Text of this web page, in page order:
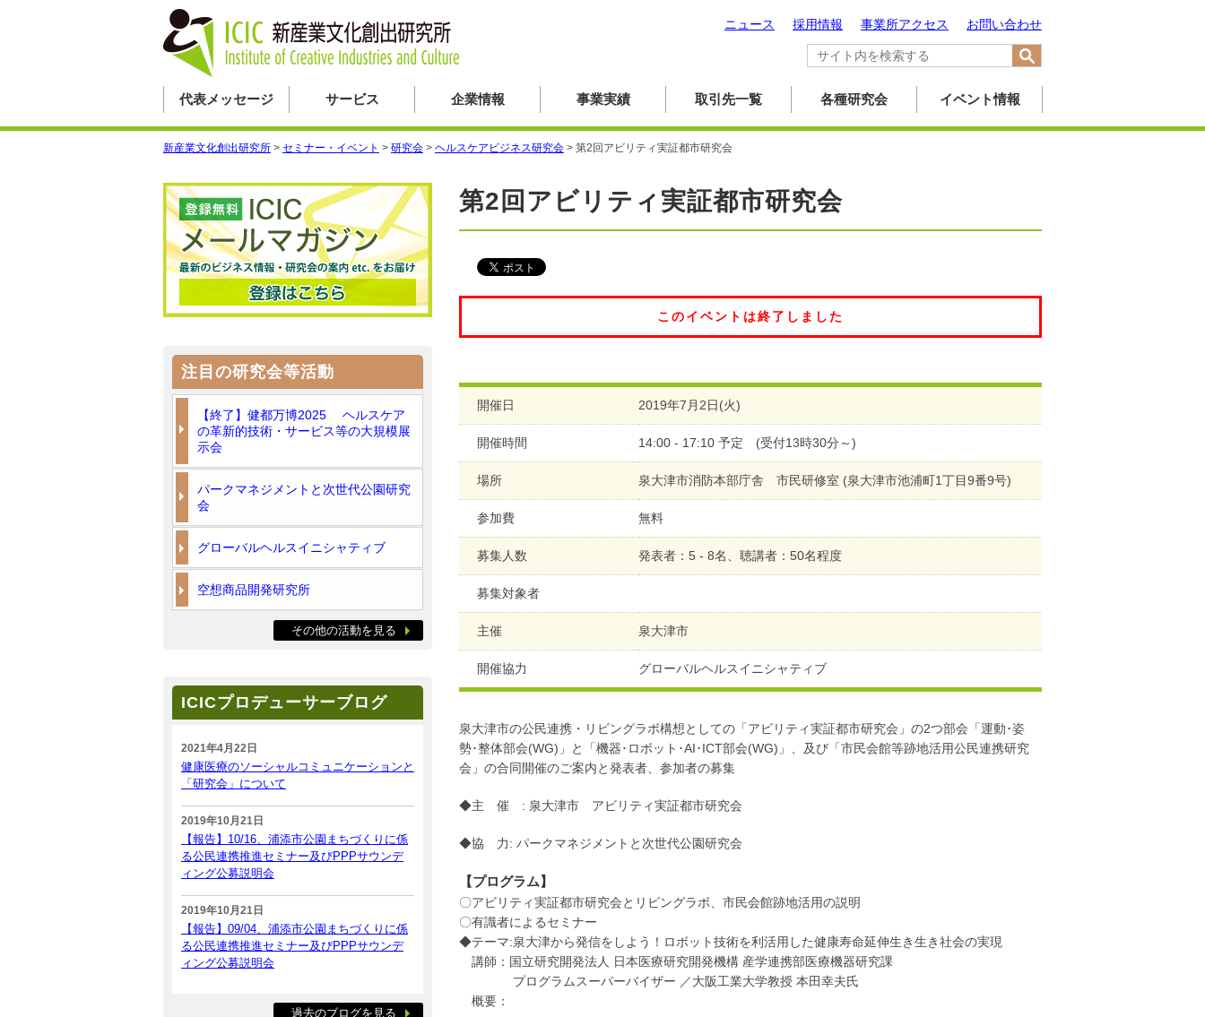
お問い合わせ
事業所アクセス
採用情報
ニュース
代表メッセージ サービス 企業情報 事業実績 取引先一覧 各種研究会 イベント情報
新産業文化創出研究所 > セミナー・イベント > 研究会 > ヘルスケアビジネス研究会 > 第2回アビリティ実証都市研究会
第2回アビリティ実証都市研究会
このイベントは終了しました
開催日 2019年7月2日(火)
開催時間 14:00 - 17:10 予定 (受付13時30分～)
場所 泉大津市消防本部庁舎 市民研修室 (泉大津市池浦町1丁目9番9号)
参加費 無料
募集人数 発表者：5 - 8名、聴講者：50名程度
募集対象者
主催 泉大津市
開催協力 グローバルヘルスイニシャティブ
泉大津市の公民連携・リビングラボ構想としての「アビリティ実証都市研究会」の2つ部会「運動･姿
勢･整体部会(WG)」と「機器･ロボット･AI･ICT部会(WG)」、及び「市民会館等跡地活用公民連携研究
会」の合同開催のご案内と発表者、参加者の募集
◆主 催 : 泉大津市 アビリティ実証都市研究会
◆協 力: パークマネジメントと次世代公園研究会
【プログラム】
〇アビリティ実証都市研究会とリビングラボ、市民会館跡地活用の説明
〇有識者によるセミナー
◆テーマ:泉大津から発信をしよう！ロボット技術を利活用した健康寿命延伸生き生き社会の実現
講師：国立研究開発法人 日本医療研究開発機構 産学連携部医療機器研究課
プログラムスーパーバイザー ／大阪工業大学教授 本田幸夫氏
概要：
注目の研究会等活動
【終了】健都万博2025 ヘルスケア
の革新的技術・サービス等の大規模展
示会
パークマネジメントと次世代公園研究
会
グローバルヘルスイニシャティブ
空想商品開発研究所
その他の活動を見る
ICICプロデューサーブログ
2021年4月22日
健康医療のソーシャルコミュニケーションと
「研究会」について
2019年10月21日
【報告】10/16、浦添市公園まちづくりに係
る公民連携推進セミナー及びPPPサウンデ
ィング公募説明会
2019年10月21日
【報告】09/04、浦添市公園まちづくりに係
る公民連携推進セミナー及びPPPサウンデ
ィング公募説明会
過去のブログを見る